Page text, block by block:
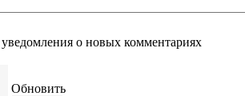
о новых комментариях
Обновить